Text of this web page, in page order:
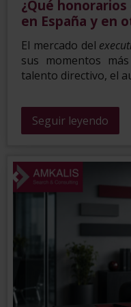
¿Qué
en España y en
El mercado del
sus momentos
talento directivo, el
Seguir leyendo